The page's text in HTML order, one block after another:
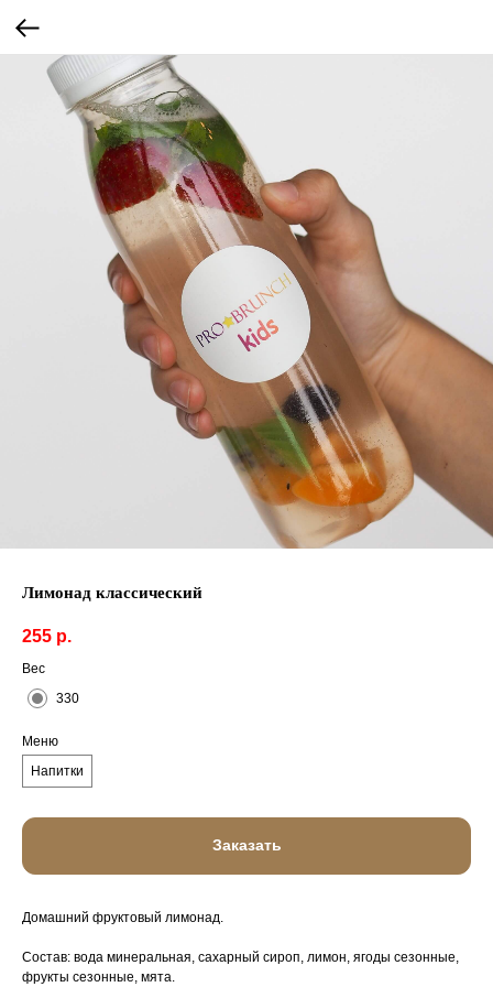
Лимонад классический
255 р.
Вес
330
Меню
Напитки
Заказать
Домашний фруктовый лимонад.
Состав: вода минеральная, сахарный сироп, лимон, ягоды сезонные,
фрукты сезонные, мята.